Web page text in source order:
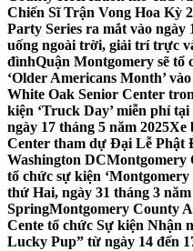
Chiến Sĩ Trận Vong Hoa Kỳ
Party Series ra mắt vào
uống ngoài trời, giải trí trực
đìnhQuận Montgomery sẽ tổ
‘Older Americans Month’
White Oak Senior Center
kiện ‘Truck Day’ miễn phí
ngày 17 tháng 5 năm 2025Xe
Center tham dự Đại Lễ Phật
Washington DCMontgomery
tổ chức sự kiện ‘Montgomery
thứ Hai, ngày 31 tháng 3
SpringMontgomery County
Cente tổ chức Sự kiện Nhận
Lucky Pup” từ ngày 14 đến